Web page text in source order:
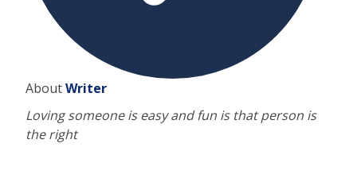
AboutWriter
Loving someone is easy and fun is that person is
the right